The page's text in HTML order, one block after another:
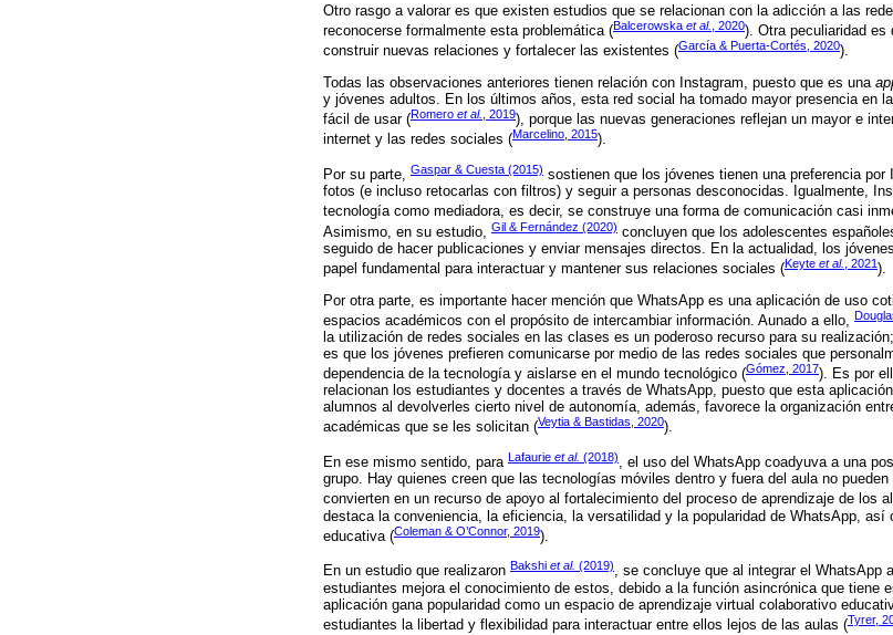
Otro rasgo a valorar es que existen estudios que se relacionan con la adicción a las
reconocerse formalmente esta problemática (Balcerowska et al. , 2020). Otra peculiaridad es
construir nuevas relaciones y fortalecer las existentes (García & Puerta-Cortés, 2020).
Todas las observaciones anteriores tienen relación con Instagram, puesto que es una
y jóvenes adultos. En los últimos años, esta red social ha tomado mayor presencia en
fácil de usar (Romero et al. , 2019), porque las nuevas generaciones reflejan un mayor e
internet y las redes sociales (Marcelino, 2015).
Por su parte, Gaspar & Cuesta (2015) sostienen que los jóvenes tienen una preferencia
fotos (e incluso retocarlas con filtros) y seguir a personas desconocidas. Igualmente,
tecnología como mediadora, es decir, se construye una forma de comunicación casi
Asimismo, en su estudio,
Gil & Fernández (2020) concluyen que los adolescentes
seguido de hacer publicaciones y enviar mensajes directos. En la actualidad, los
papel fundamental para interactuar y mantener sus relaciones sociales (Keyte et al. , 2021).
Por otra parte, es importante hacer mención que WhatsApp es una aplicación de uso
espacios académicos con el propósito de intercambiar información. Aunado a ello,
la utilización de redes sociales en las clases es un poderoso recurso para su
es que los jóvenes prefieren comunicarse por medio de las redes sociales que
dependencia de la tecnología y aislarse en el mundo tecnológico (Gómez, 2017). Es por
relacionan los estudiantes y docentes a través de WhatsApp, puesto que esta
alumnos al devolverles cierto nivel de autonomía, además, favorece la organización
académicas que se les solicitan (Veytia & Bastidas, 2020).
En ese mismo sentido, para Lafaurie et al. (2018), el uso del WhatsApp coadyuva a una
grupo. Hay quienes creen que las tecnologías móviles dentro y fuera del aula no
convierten en un recurso de apoyo al fortalecimiento del proceso de aprendizaje de los
destaca la conveniencia, la eficiencia, la versatilidad y la popularidad de WhatsApp,
educativa (Coleman & O’Connor, 2019).
En un estudio que realizaron Bakshi et al. (2019), se concluye que al integrar el WhatsApp
estudiantes mejora el conocimiento de estos, debido a la función asincrónica que tiene
aplicación gana popularidad como un espacio de aprendizaje virtual colaborativo
estudiantes la libertad y flexibilidad para interactuar entre ellos lejos de las aulas (Tyrer,